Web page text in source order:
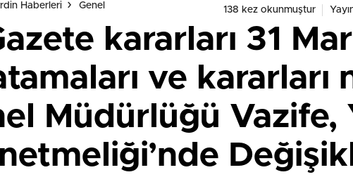
Haberleri Genel 138 kez okunmuştur
kararları 31
ve kararları
Müdürlüğü Vazife,